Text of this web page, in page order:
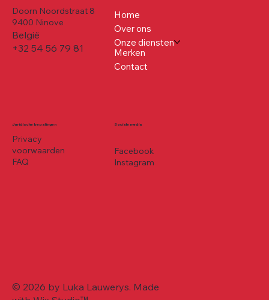
Doorn Noordstraat 8
9400 Ninove
België
+32 54 56 79 81
Home
Over ons
Onze diensten
Merken
Contact
Juridische bepalingen
Privacy
voorwaarden
FAQ
Sociale media
Facebook
Instagram
© 2026 by Luka Lauwerys. Made